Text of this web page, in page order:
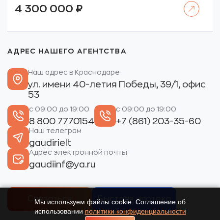
4 300 000 ₽
АДРЕС НАШЕГО АГЕНТСТВА
Наш адрес в Краснодаре
ул. имени 40-летия Победы, 39/1, офис
53
с 09:00 до 19:00
8 800 7770154
с 09:00 до 19:00
+7 (861) 203-35-60
Наш телеграм
gaudirielt
Адрес электронной почты
gaudiinf@ya.ru
Связаться Быстрая ипотека
Мы используем файлы cookie. Соглашение об
использовании политики конфиденциальности